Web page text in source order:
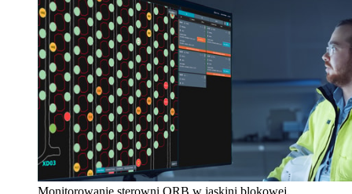
Monitorowanie sterowni ORB w jaskini blokowej.